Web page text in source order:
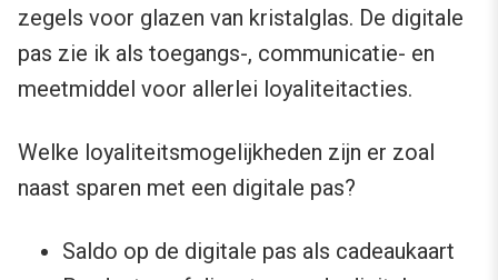
zegels voor glazen van kristalglas. De digitale
pas zie ik als toegangs-, communicatie- en
meetmiddel voor allerlei loyaliteitacties.
Welke loyaliteitsmogelijkheden zijn er zoal
naast sparen met een digitale pas?
Saldo op de digitale pas als cadeaukaart